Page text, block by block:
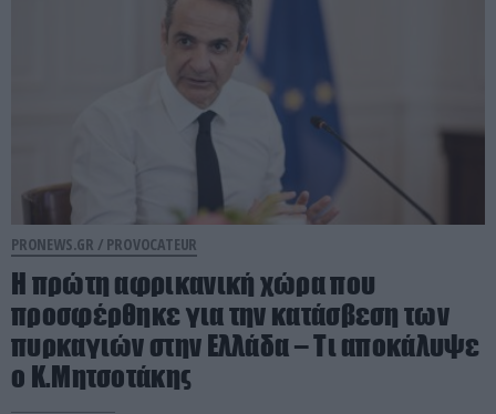
PRONEWS.GR / PROVOCATEUR
Η πρώτη αφρικανική χώρα που
προσφέρθηκε για την κατάσβεση των
πυρκαγιών στην Ελλάδα – Τι αποκάλυψε
ο Κ.Μητσοτάκης